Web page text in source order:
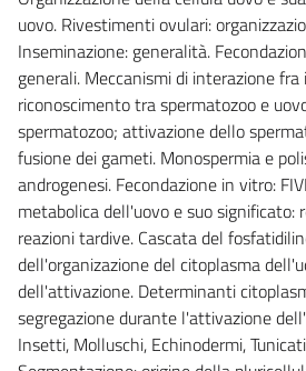
uovo. Rivestimenti ovulari:
Inseminazione: generalità.
generali. Meccanismi di interazione fra
riconoscimento tra spermatozoo e
spermatozoo; attivazione dello
fusione dei gameti. Monospermia e
androgenesi. Fecondazione in vitro:
metabolica dell'uovo e suo significato:
reazioni tardive. Cascata del
dell'organizazione del citoplasma
dell'attivazione. Determinanti
segregazione durante l'attivazione
Insetti, Molluschi, Echinodermi,